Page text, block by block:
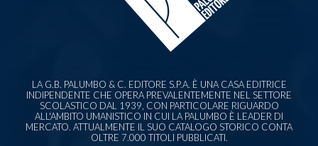
LA G.B. PALUMBO & C. EDITORE S.P.A. È UNA CASA EDITRICE
INDIPENDENTE CHE OPERA PREVALENTEMENTE NEL SETTORE
SCOLASTICO DAL 1939, CON PARTICOLARE RIGUARDO
ALL'AMBITO UMANISTICO IN CUI LA PALUMBO È LEADER DI
MERCATO. ATTUALMENTE IL SUO CATALOGO STORICO CONTA
OLTRE 7.000 TITOLI PUBBLICATI.